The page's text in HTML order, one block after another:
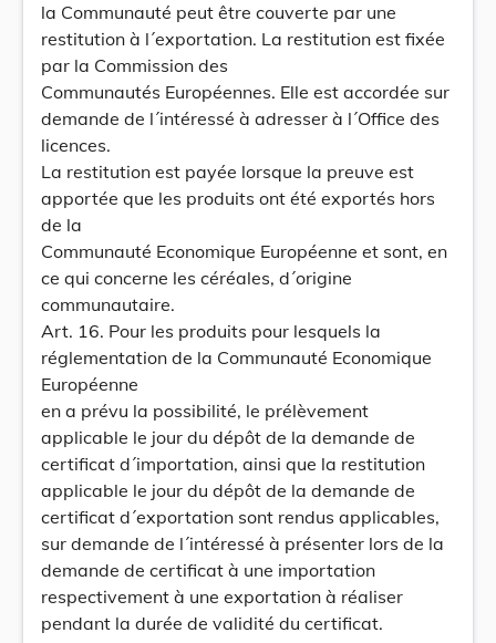
la Communauté peut être couverte par une
restitution à l´exportation. La restitution est fixée
par la Commission des
Communautés Européennes. Elle est accordée sur
demande de l´intéressé à adresser à l´Office des
licences.
La restitution est payée lorsque la preuve est
apportée que les produits ont été exportés hors
de la
Communauté Economique Européenne et sont, en
ce qui concerne les céréales, d´origine
communautaire.
Art. 16. Pour les produits pour lesquels la
réglementation de la Communauté Economique
Européenne
en a prévu la possibilité, le prélèvement
applicable le jour du dépôt de la demande de
certificat d´importation, ainsi que la restitution
applicable le jour du dépôt de la demande de
certificat d´exportation sont rendus applicables,
sur demande de l´intéressé à présenter lors de la
demande de certificat à une importation
respectivement à une exportation à réaliser
pendant la durée de validité du certificat.